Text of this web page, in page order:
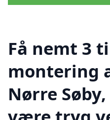
Få nemt 3
montering
Nørre